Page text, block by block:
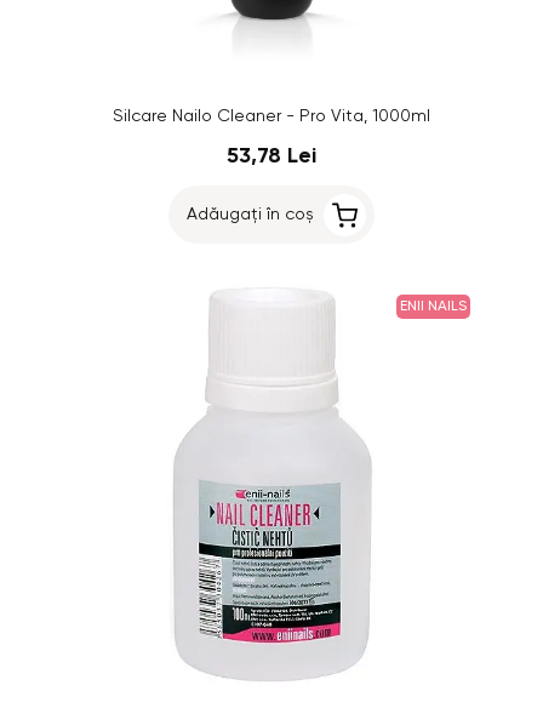
Silcare Nailo Cleaner - Pro Vita, 1000ml
53,78 Lei
Adăugați în coș
ENII NAILS